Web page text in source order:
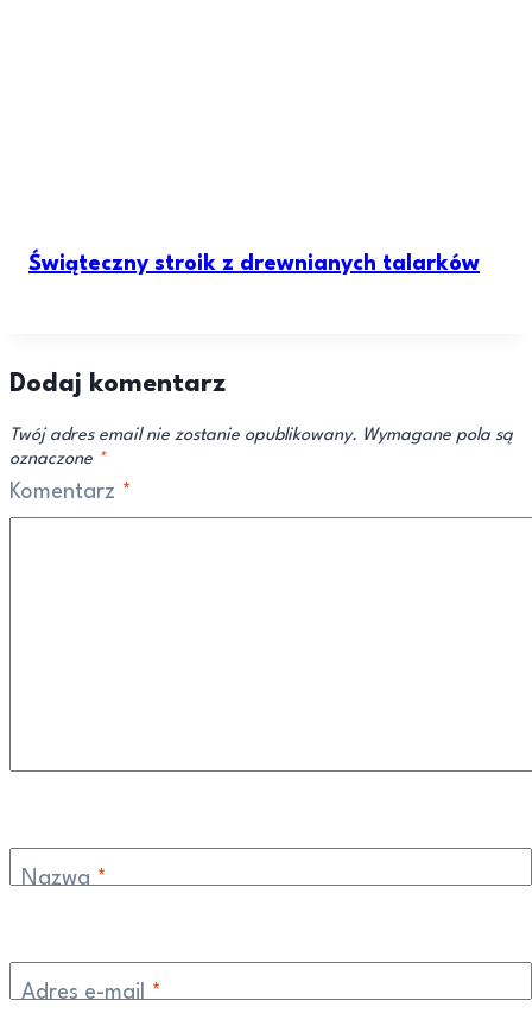
Świąteczny stroik z drewnianych talarków
Dodaj komentarz
Twój adres email nie zostanie opublikowany. Wymagane pola są
oznaczone *
Komentarz *
Nazwa *
Adres e-mail *